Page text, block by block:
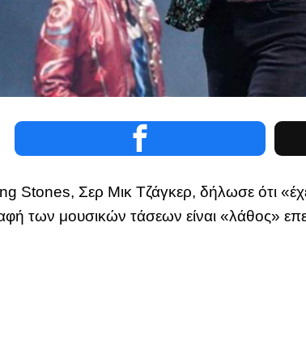
Stones, Σερ Μικ Τζάγκερ, δήλωσε ότι
των μουσικών τάσεων είναι «λάθος»